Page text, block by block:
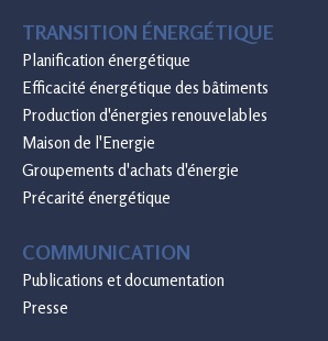
TRANSITION ÉNERGÉTIQUE
Planification énergétique
Efficacité énergétique des bâtiments
Production d'énergies renouvelables
Maison de l'Energie
Groupements d'achats d'énergie
Précarité énergétique
COMMUNICATION
Publications et documentation
Presse